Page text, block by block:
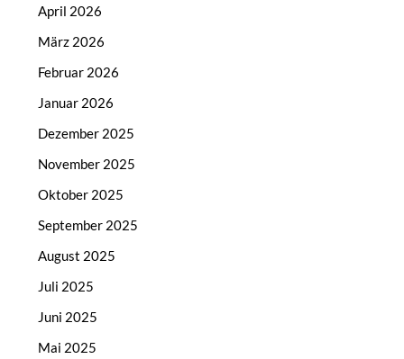
April 2026
März 2026
Februar 2026
Januar 2026
Dezember 2025
November 2025
Oktober 2025
September 2025
August 2025
Juli 2025
Juni 2025
Mai 2025